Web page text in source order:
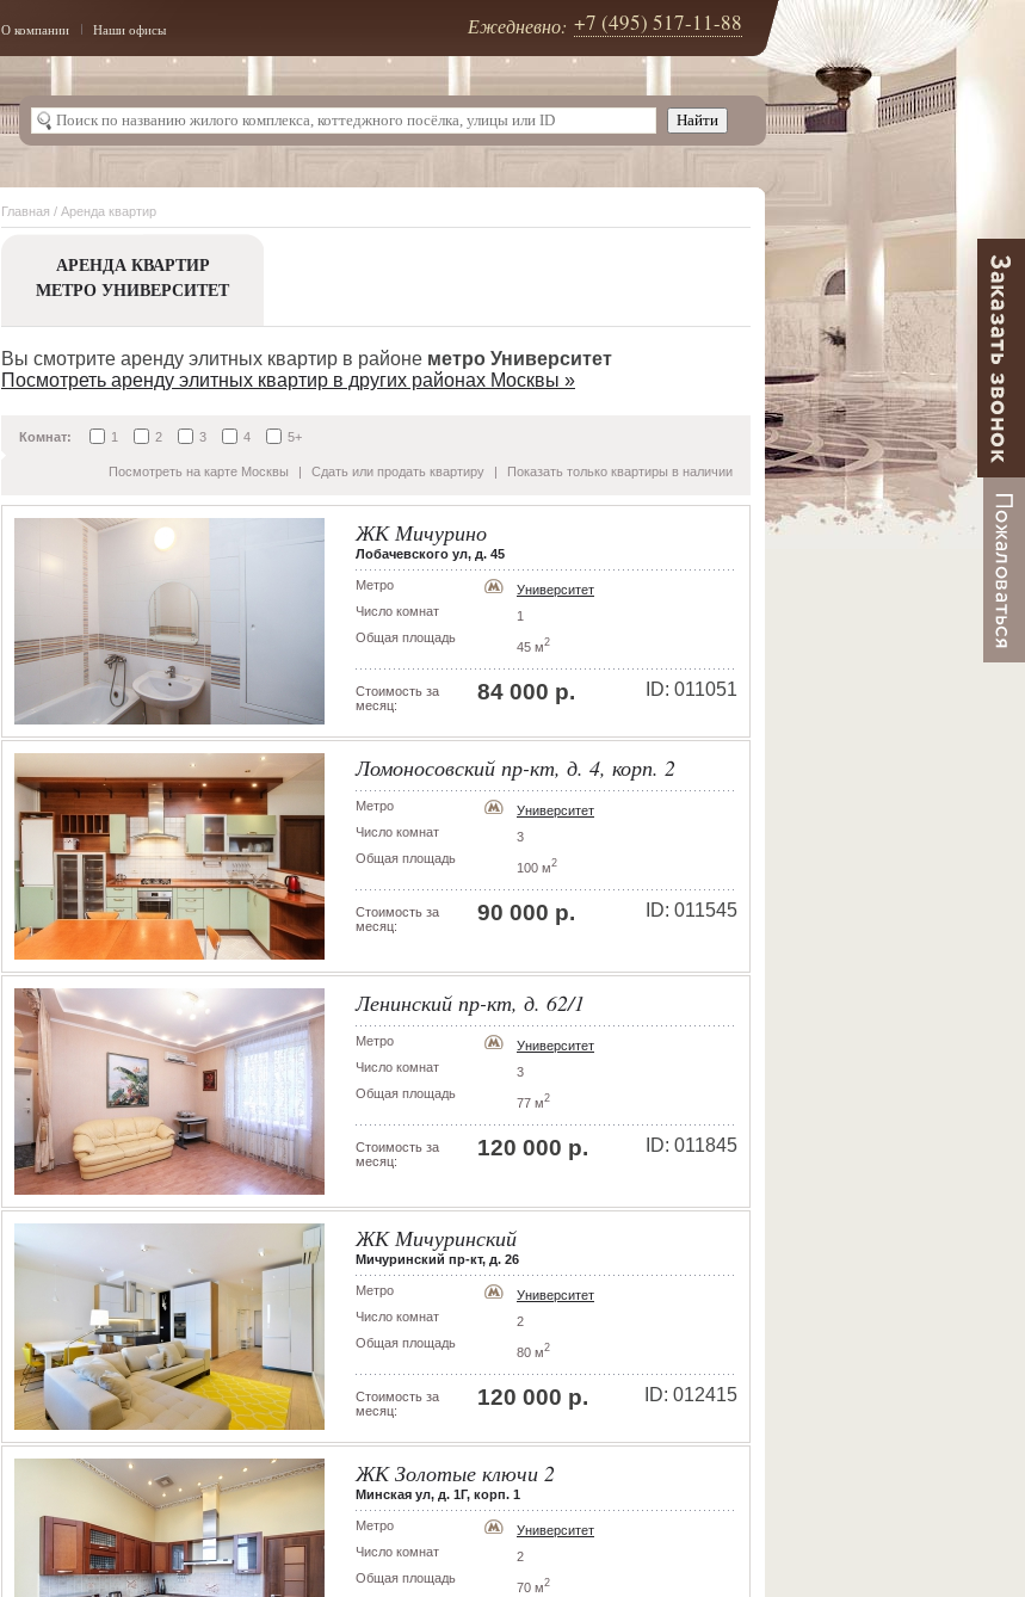
О компании Наши офисы Ежедневно: +7 (495) 517-11-88
Главная / Аренда квартир
АРЕНДА КВАРТИР
МЕТРО УНИВЕРСИТЕТ
Вы смотрите аренду элитных квартир в районе метро Университет
Посмотреть аренду элитных квартир в других районах Москвы »
Комнат: 1 2 3 4 5+
Посмотреть на карте Москвы | Сдать или продать квартиру | Показать только квартиры в наличии
ЖК Мичурино
Лобачевского ул, д. 45
Метро
Университет
Число комнат
1
Общая площадь
45 м2
ID: 011051
Стоимость за
месяц:
84 000 р.
Ломоносовский пр-кт, д. 4, корп. 2
Метро
Университет
Число комнат
3
Общая площадь
100 м2
ID: 011545
Стоимость за
месяц:
90 000 р.
Ленинский пр-кт, д. 62/1
Метро
Университет
Число комнат
3
Общая площадь
77 м2
ID: 011845
Стоимость за
месяц:
120 000 р.
ЖК Мичуринский
Мичуринский пр-кт, д. 26
Метро
Университет
Число комнат
2
Общая площадь
80 м2
ID: 012415
Стоимость за
месяц:
120 000 р.
ЖК Золотые ключи 2
Минская ул, д. 1Г, корп. 1
Метро
Университет
Число комнат
2
Общая площадь
70 м2